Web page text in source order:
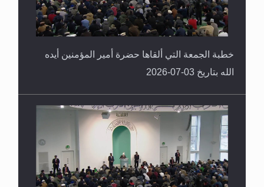
خطبة الجمعة التي ألقاها حضرة أمير المؤمنين أيده
الله بتاريخ 03-07-2026